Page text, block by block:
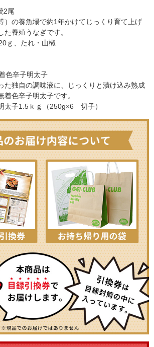
2尾
）の養魚場で約1年かけてじっくり育て上げ
た養殖うなぎです。
ｇ、たれ・山椒
色辛子明太子
た独自の調味液に、じっくりと漬け込み熟成
色辛子明太子です。
太子1.5ｋｇ（250g×6 切子）